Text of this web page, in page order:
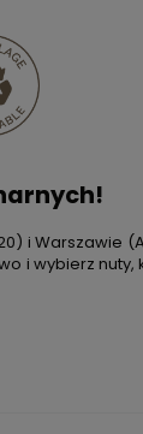
i Warszawie
i wybierz